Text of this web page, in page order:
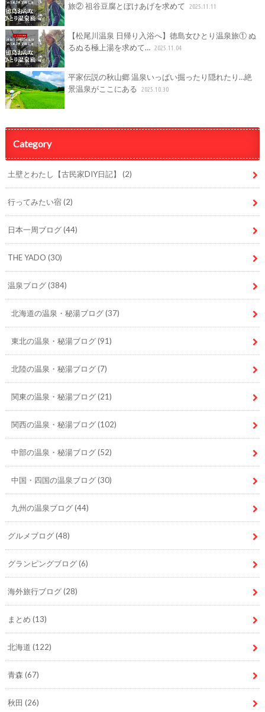
旅② 祖谷豆腐とぼけあげを求めて 2025.11.11
【松尾川温泉 日帰り入浴へ】徳島女ひとり温泉旅① ぬ
るぬる極上湯を求めて… 2025.11.04
平家伝説の秋山郷 温泉いっぱい掘ったり隠れたり…絶
景温泉がここにある
2025.10.30
Category
土壁とわたし【古民家DIY日記】 (2)
行ってみたい宿(2)
日本一周ブログ(44)
THE YADO (30)
温泉ブログ(384)
北海道の温泉・秘湯ブログ(37)
東北の温泉・秘湯ブログ(91)
北陸の温泉・秘湯ブログ(7)
関東の温泉・秘湯ブログ(21)
関西の温泉・秘湯ブログ(102)
中部の温泉・秘湯ブログ(52)
中国・四国の温泉ブログ(30)
九州の温泉ブログ(44)
グルメブログ(48)
グランピングブログ(6)
海外旅行ブログ(28)
まとめ (13)
北海道 (122)
青森 (67)
秋田 (26)